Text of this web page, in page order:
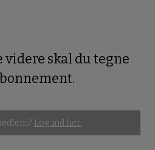
videre skal du tegne
Log ind her.